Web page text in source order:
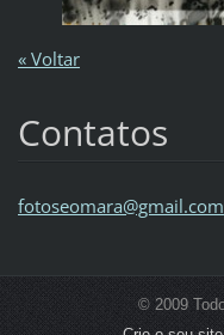
« Voltar
Contatos
fotoseomara@gmail.com
© 2009